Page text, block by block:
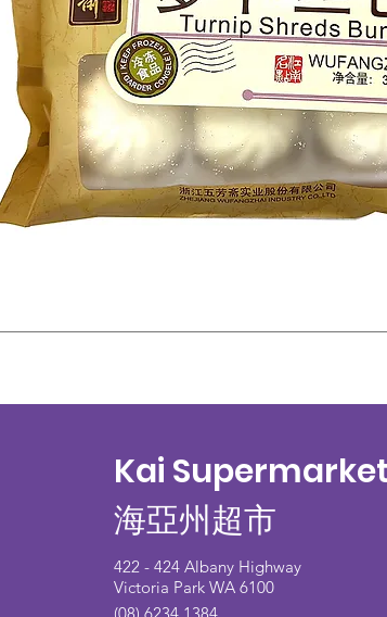
Kai Supermarket
海亞州超市
422 - 424 Albany Highway
Victoria Park WA 6100